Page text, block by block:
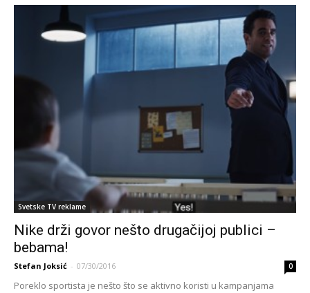
Svetske TV reklame
Nike drži govor nešto drugačijoj publici –
bebama!
Stefan Joksić - 07/30/2016 0
Poreklo sportista je nešto što se aktivno koristi u kampanjama